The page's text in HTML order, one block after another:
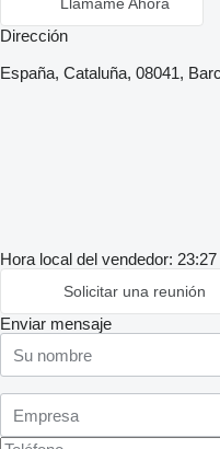
Dirección
España, Cataluña, 08041,
Hora local del vendedor:
Solicitar una reunión
Enviar mensaje